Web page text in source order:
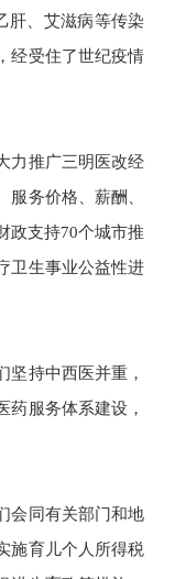
肝、艾滋病等传染
经受住了世纪疫情
力推广三明医改经
务价格、薪酬、
政支持70个城市推
卫生事业公益性进
坚持中西医并重，
药服务体系建设，
会同有关部门和地
施育儿个人所得税